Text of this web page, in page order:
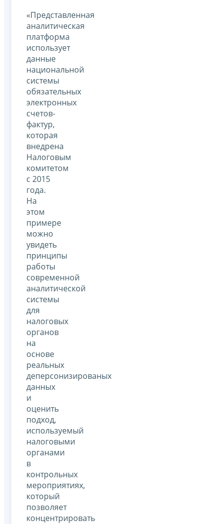
«Представленная
аналитическая
платформа
использует
данные
национальной
системы
обязательных
электронных
счетов-
фактур,
которая
внедрена
Налоговым
комитетом
с 2015
года.
На
этом
примере
можно
увидеть
принципы
работы
современной
аналитической
системы
для
налоговых
органов
на
основе
реальных
деперсонизированых
данных
и
оценить
подход,
используемый
налоговыми
органами
в
контрольных
мероприятиях,
который
позволяет
концентрировать